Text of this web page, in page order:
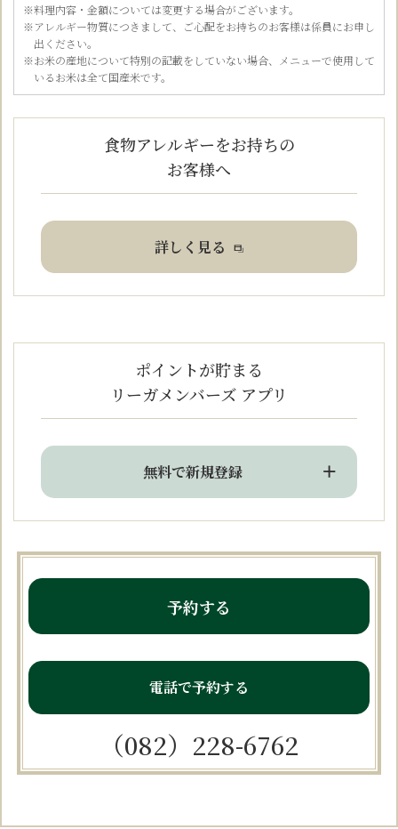
※料理内容・金額については変更する場合がございます。
※アレルギー物質につきまして、ご心配をお持ちのお客様は係員にお申し
出ください。
※お米の産地について特別の記載をしていない場合、メニューで使用して
いるお米は全て国産米です。
食物アレルギーをお持ちの
お客様へ
詳しく見る
ポイントが貯まる
リーガメンバーズ アプリ
無料で新規登録
予約する
電話で予約する
（082）228-6762